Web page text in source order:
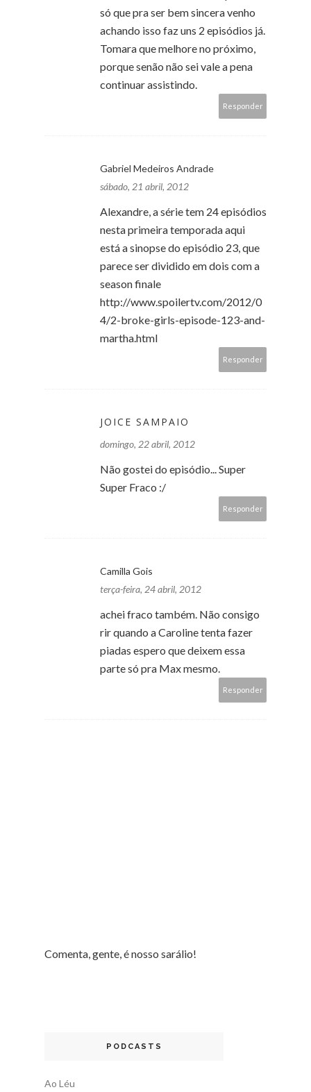
só que pra ser bem sincera venho
achando isso faz uns 2 episódios já.
Tomara que melhore no próximo,
porque senão não sei vale a pena
continuar assistindo.
Responder
Gabriel Medeiros Andrade
sábado, 21 abril, 2012
Alexandre, a série tem 24 episódios
nesta primeira temporada aqui
está a sinopse do episódio 23, que
parece ser dividido em dois com a
season finale
http://www.spoilertv.com/2012/0
4/2-broke-girls-episode-123-and-
martha.html
Responder
JOICE SAMPAIO
domingo, 22 abril, 2012
Não gostei do episódio... Super
Super Fraco :/
Responder
Camilla Gois
terça-feira, 24 abril, 2012
achei fraco também. Não consigo
rir quando a Caroline tenta fazer
piadas espero que deixem essa
parte só pra Max mesmo.
Responder
Comenta, gente, é nosso sarálio!
PODCASTS
Ao Léu